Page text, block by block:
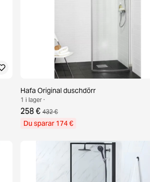
Hafa Original duschdörr
1 i lager ·
258 € 432 €
Du sparar 174 €